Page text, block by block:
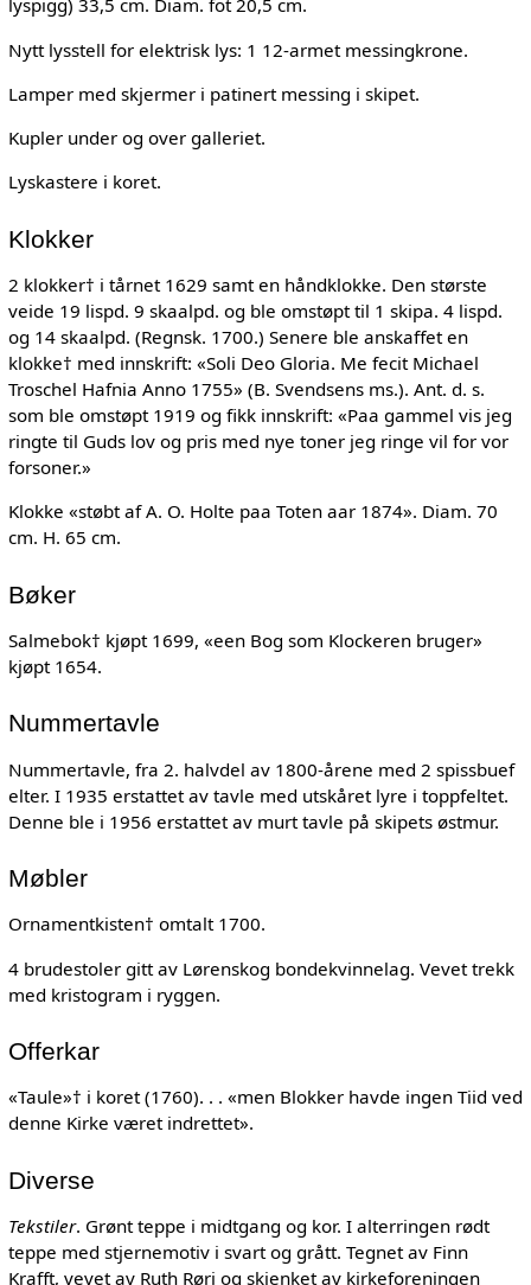
lyspigg) 33,5 cm. Diam. fot 20,5 cm.
Nytt lysstell for elektrisk lys: 1 12-armet messingkrone.
Lamper med skjermer i patinert messing i skipet.
Kupler under og over galleriet.
Lyskastere i koret.
Klokker
2 klokker† i tårnet 1629 samt en håndklokke. Den største
veide 19 lispd. 9 skaalpd. og ble omstøpt til 1 skipa. 4 lispd.
og 14 skaalpd. (Regnsk. 1700.) Senere ble anskaffet en
klokke† med innskrift: «Soli Deo Gloria. Me fecit Michael
Troschel Hafnia Anno 1755» (B. Svendsens ms.). Ant. d. s.
som ble omstøpt 1919 og fikk innskrift: «Paa gammel vis jeg
ringte til Guds lov og pris med nye toner jeg ringe vil for vor
forsoner.»
Klokke «støbt af A. O. Holte paa Toten aar 1874». Diam. 70
cm. H. 65 cm.
Bøker
Salmebok† kjøpt 1699, «een Bog som Klockeren bruger»
kjøpt 1654.
Nummertavle
Nummertavle, fra 2. halvdel av 1800-årene med 2 spissbuef
elter. I 1935 erstattet av tavle med utskåret lyre i toppfeltet.
Denne ble i 1956 erstattet av murt tavle på skipets østmur.
Møbler
Ornamentkisten† omtalt 1700.
4 brudestoler gitt av Lørenskog bondekvinnelag. Vevet trekk
med kristogram i ryggen.
Offerkar
«Taule»† i koret (1760). . . «men Blokker havde ingen Tiid ved
denne Kirke været indrettet».
Diverse
Tekstiler. Grønt teppe i midtgang og kor. I alterringen rødt
teppe med stjernemotiv i svart og grått. Tegnet av Finn
Krafft, vevet av Ruth Røri og skjenket av kirkeforeningen